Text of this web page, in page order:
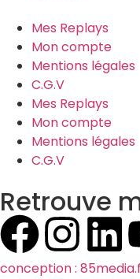
Mes Replays
Mon compte
Mentions légales
C.G.V
Mes Replays
Mon compte
Mentions légales
C.G.V
Retrouve
conception :